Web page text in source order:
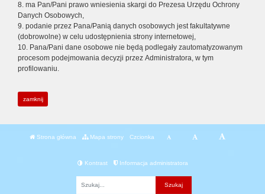
8. ma Pan/Pani prawo wniesienia skargi do Prezesa Urzędu Ochrony
Danych Osobowych,
9. podanie przez Pana/Panią danych osobowych jest fakultatywne
(dobrowolne) w celu udostępnienia strony internetowej,
10. Pana/Pani dane osobowe nie będą podlegały zautomatyzowanym
procesom podejmowania decyzji przez Administratora, w tym
profilowaniu.
zamknij
Strona główna Mapa strony Czcionka
Kontrast Informacja administratora